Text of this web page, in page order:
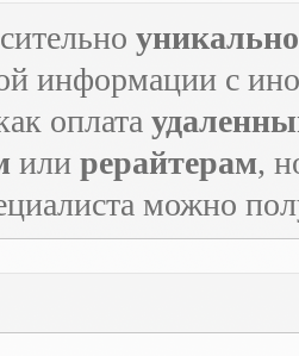
информации с
оплата
или рерайтерам,
можно